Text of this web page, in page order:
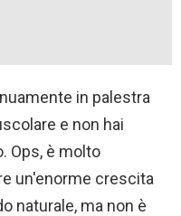
in palestra
e non hai
Ops, è molto
un'enorme crescita
naturale, ma non è